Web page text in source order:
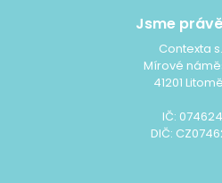
Jsme
Contexta
Mírové
41201
IČ:
DIČ: